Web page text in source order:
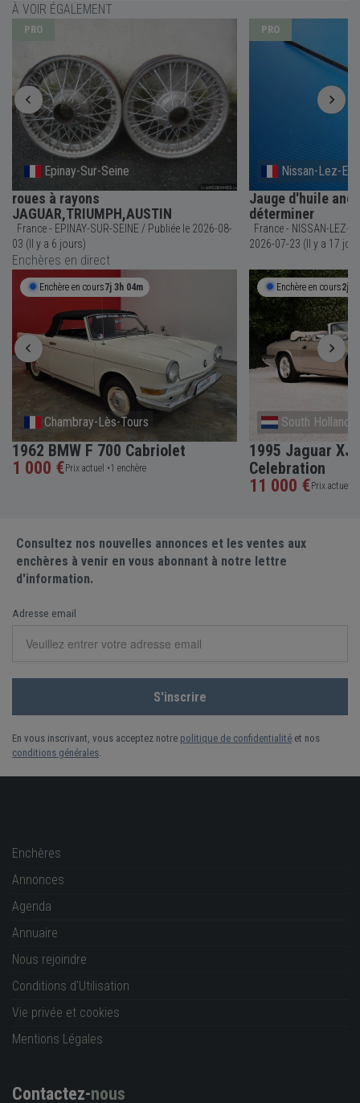
À VOIR ÉGALEMENT
PRO
Epinay-Sur-Seine
roues à rayons
JAGUAR,TRIUMPH,AUSTIN
France - EPINAY-SUR-SEINE / Publiée le 2026-08-
03 (Il y a 6 jours)
PRO
Nissan-Lez-
Jauge d'huile
déterminer
France - NISSAN-LEZ-
2026-07-23 (Il y a 17
Enchères en direct
Enchère en cours7j 3h 04m
Chambray-Lès-Tours
1962 BMW F 700 Cabriolet
1 000 €Prix actuel •1 enchère
Enchère en cours2j
South Holland
1995 Jaguar
Celebration
11 000 €Prix actuel •
Consultez nos nouvelles annonces et les ventes aux
enchères à venir en vous abonnant à notre lettre
d'information.
Adresse email
En vous inscrivant, vous acceptez notre politique de confidentialité et nos
conditions générales
Enchères
Annonces
Agenda
Annuaire
Nous rejoindre
Conditions d'Utilisation
Vie privée et cookies
Mentions Légales
Contactez-nous